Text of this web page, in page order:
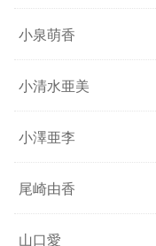
小泉萌香
小清水亜美
小澤亜李
尾崎由香
山口愛